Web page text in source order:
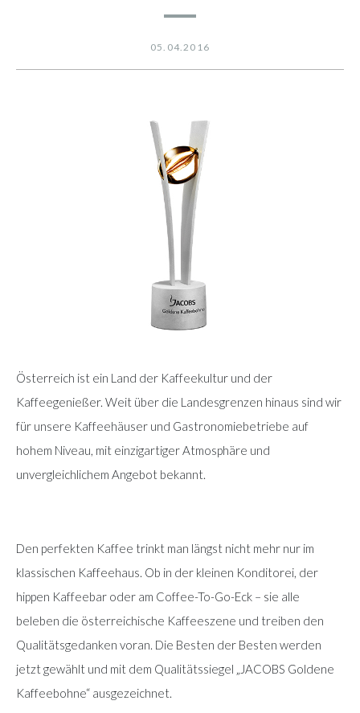
05.04.2016
Österreich ist ein Land der Kaffeekultur und der
Kaffeegenießer. Weit über die Landesgrenzen hinaus sind wir
für unsere Kaffeehäuser und Gastronomiebetriebe auf
hohem Niveau, mit einzigartiger Atmosphäre und
unvergleichlichem Angebot bekannt.
Den perfekten Kaffee trinkt man längst nicht mehr nur im
klassischen Kaffeehaus. Ob in der kleinen Konditorei, der
hippen Kaffeebar oder am Coffee-To-Go-Eck – sie alle
beleben die österreichische Kaffeeszene und treiben den
Qualitätsgedanken voran. Die Besten der Besten werden
jetzt gewählt und mit dem Qualitätssiegel „JACOBS Goldene
Kaffeebohne“ ausgezeichnet.